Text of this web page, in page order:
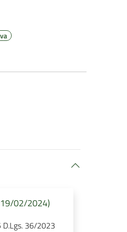
02/2024)
36/2023